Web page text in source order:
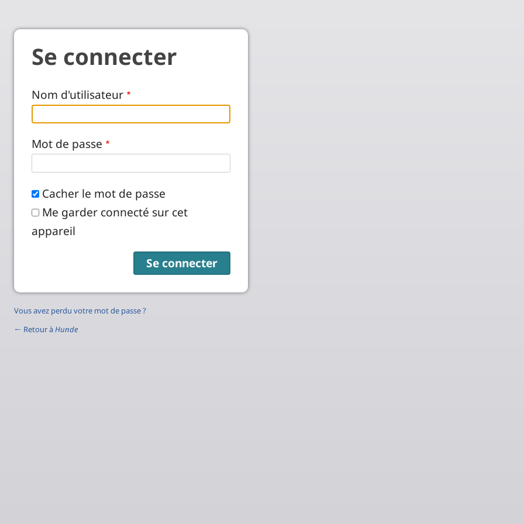
Se connecter
Nom d'utilisateur
Mot de passe
Cacher le mot de passe
Me garder connecté sur cet
appareil
Vous avez perdu votre mot de passe ?
← Retour àHunde